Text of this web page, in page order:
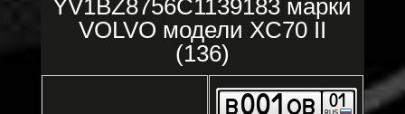
YV1BZ8756C1139183 марки
VOLVO модели XC70 II
(136)